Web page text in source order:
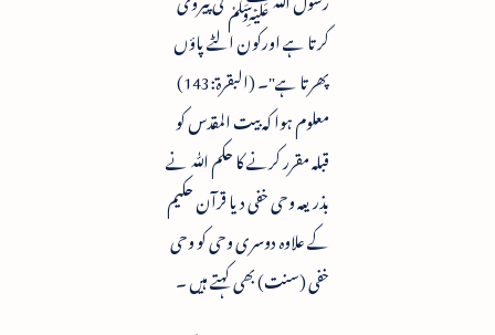
کرتا ہے اورکون الٹے پاؤں
پھرتا ہے"۔ (البقرۃ:143)
معلوم ہوا کہ بیت المقدس کو
قبلہ مقرر کرنے کا حکم ﷲ نے
بذریعہ وحی خفی دیا قرآن حکیم
کے علاوہ دوسری وحی کو وحی
خفی (سنت) بھی کہتے ہیں ۔